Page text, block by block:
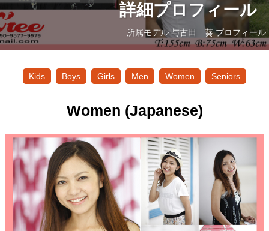
詳細プロフィール
所属モデル 与古田 葵 プロフィール
Kids Boys Girls Men Women Seniors
Women (Japanese)